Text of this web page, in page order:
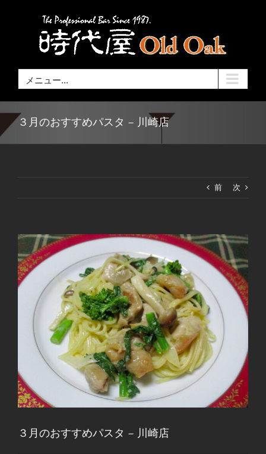
メニュー...
３月のおすすめパスタ – 川崎店
前 次
View
Larger
Image
３月のおすすめパスタ – 川崎店